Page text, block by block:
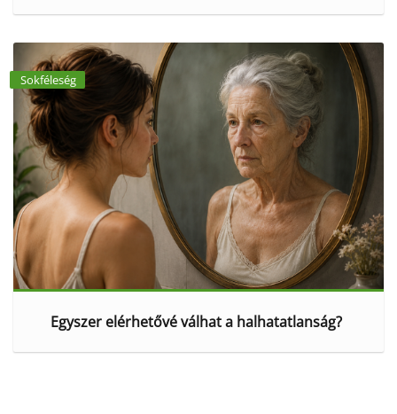
Sokféleség
Egyszer elérhetővé válhat a halhatatlanság?